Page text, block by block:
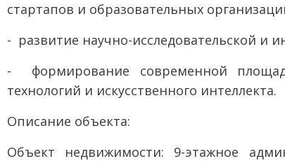
стартапов и образовательных
- развитие научно-исследовательской и
- формирование современной
технологий и искусственного интеллекта.
Описание объекта:
Объект недвижимости: 9-этажное